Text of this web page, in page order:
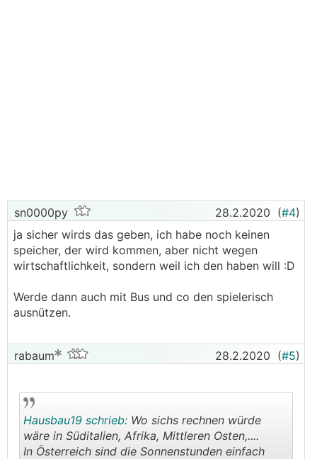
sn0000py 28.2.2020 (#4)
ja sicher wirds das geben, ich habe noch keinen
speicher, der wird kommen, aber nicht wegen
wirtschaftlichkeit, sondern weil ich den haben will :D
Werde dann auch mit Bus und co den spielerisch
ausnützen.
rabaum 28.2.2020 (#5)
Hausbau19 schrieb: Wo sichs rechnen würde
wäre in Süditalien, Afrika, Mittleren Osten,....
In Österreich sind die Sonnenstunden einfach